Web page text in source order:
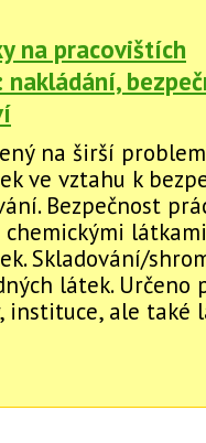
na pracovištích
nakládání,
na širší
ve vztahu k
Bezpečnost
Skladování/
látek. Určeno
instituce, ale také